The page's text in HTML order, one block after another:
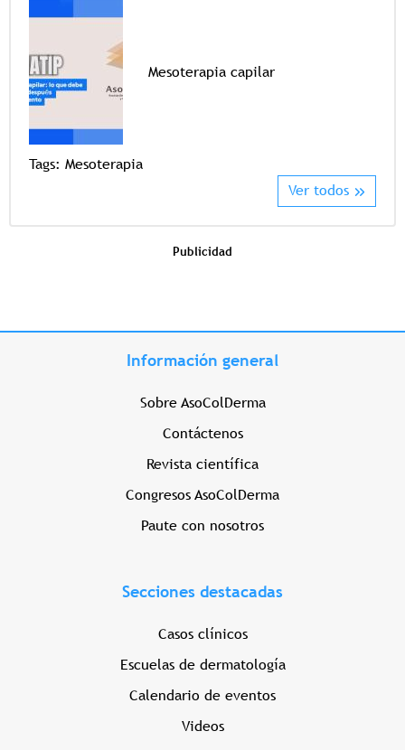
Mesoterapia capilar
Tags: Mesoterapia
Ver todos
Publicidad
Información general
Sobre AsoColDerma
Contáctenos
Revista científica
Congresos AsoColDerma
Paute con nosotros
Secciones destacadas
Casos clínicos
Escuelas de dermatología
Calendario de eventos
Videos